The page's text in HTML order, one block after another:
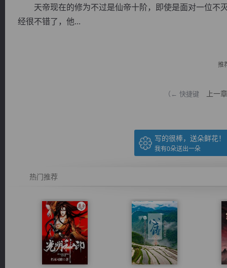
天帝现在的修为不过是仙帝十阶，即使是面对一位不
经很不错了，他...
推
（← 快捷键 上一章
写的很棒，送朵鲜花！
我有0朵送出一朵
热门推荐